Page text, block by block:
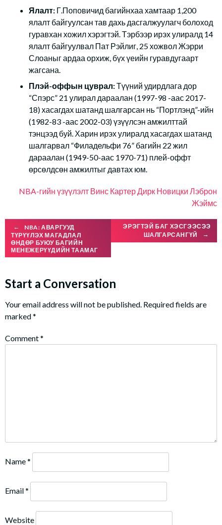
Ялалт: Г.Поповичид багийнхаа хамтаар 1,200
ялалт байгуулсан тав дахь дасгалжуулагч болоход
гуравхан хожил хэрэгтэй. Тэрбээр ирэх улиралд 14
ялалт байгуулвал Пат Рэйлиг, 25 хожвол Жэрри
Слоаныг ардаа орхиж, бүх үеийн гуравдугаарт
жагсана.
Плэй-оффын цуврал:Түүний удирдлага дор
“Спэрс” 21 улирал дараалан (1997-98 -аас 2017-
18) хасагдах шатанд шалгарсан нь “Портлэнд”-ийн
(1982-83 -аас 2002-03) үзүүлсэн амжилттай
тэнцээд буй. Харин ирэх улиралд хасагдах шатанд
шалгарвал “Филадельфи 76” багийн 22 жил
дараалан (1949-50-аас 1970-71) плей-оффт
өрсөлдсөн амжилтыг давтах юм.
NBA-гийн үзүүлэлт Винс Картер Дирк Новицки Лэброн
Жэймс
Post
navigation
←
NBA: АВАРГУУД
ТҮРҮҮЛЭХ МАГАДЛАЛ
ӨНДӨР БУЮУ БАГИЙН
МЕНЕЖЕРҮҮДИЙН ТААМАГ
ЭРЭГТЭЙ БАГ ХЭСГЭЭСЭЭ
ШАЛГАРСАНГҮЙ
→
Start a Conversation
Your email address will not be published. Required fields are
marked*
Comment*
Name*
Email*
Website